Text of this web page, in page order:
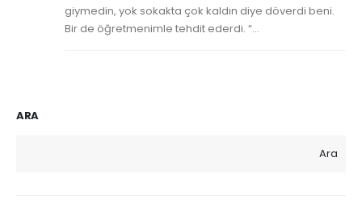
giymedin, yok sokakta çok kaldın diye döverdi beni.
Bir de öğretmenimle tehdit ederdi. “...
ARA
Ara